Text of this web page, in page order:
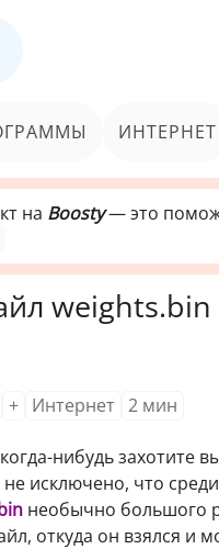
ИНТЕРНЕТ
на Boosty— это
+ Интернет 2 мин
нибудь захотите
не исключено, что
необычно большого
откуда он взялся и